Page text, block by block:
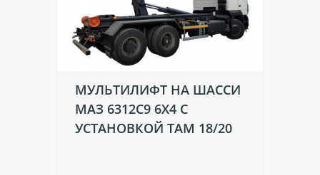
МУЛЬТИЛИФТ НА ШАССИ
МАЗ 6312С9 6Х4 С
УСТАНОВКОЙ TAM 18/20